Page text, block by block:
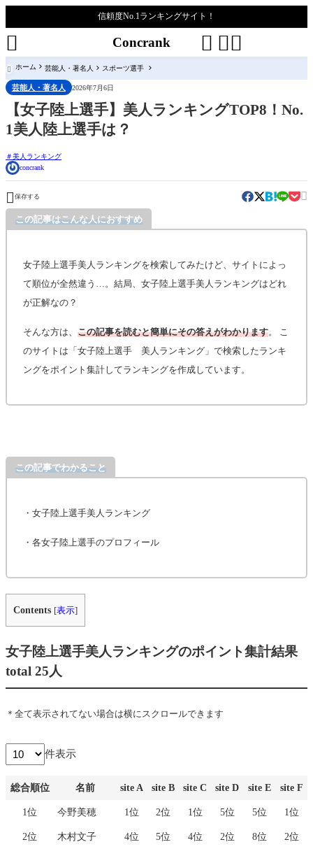
信頼度No.1ランキングサイト！
Concrank  

 ホーム 芸能人・著名人 スポーツ選手
芸能人・著名人 2026年7月6日
【女子陸上選手】美人ランキングTOP8！No.
1美人陸上選手は？
美人ランキング
concrank
 保存する 
この記事はこんな人におすすめ
女子陸上選手美人ランキングを検索してみたけど、サイトによっ
て順位が全然違う…。結局、女子陸上選手美人ランキングはどれ
が正解なの？
そんな方は、 この記事を読むと簡単にその答えがわかります。 こ
のサイトは「女子陸上選手 美人ランキング」で検索したランキ
ングをポイント集計してランキングを作成しています。
この記事でわかること
・女子陸上選手美人ランキング
・各女子陸上選手のプロフィール
Contents [表示]
女子陸上選手美人ランキングのポイント集計結果
total 25人
＊全て表示されてない場合は横にスクロールできます
件表示
総合順位 名前 site A site B site C site D site E
site F
総合順位
名前 site A site B site C site D site E site F
1位 今野美穂 1位 2位 1位 5位 5位 1位
2位 木村文子 4位 5位 4位 2位 8位 2位